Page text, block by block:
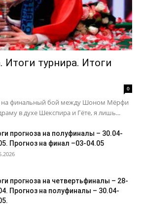
Итоги турнира. Итоги
0
на финальный бой между Шоном Мёрфи
в духе Шекспира и Гёте, я лишь...
прогноза на полуфиналы – 30.04-
Прогноз на финал –03-04.05
прогноза на четвертьфиналы – 28-
Прогноз на полуфиналы – 30.04-